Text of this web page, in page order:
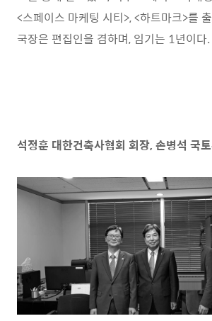
<스페이스 마케팅 시티>, <하트마크>를
국장은 편집인을 겸하며, 임기는 1년이다.
석정훈 대한건축사협회 회장, 손병석 국